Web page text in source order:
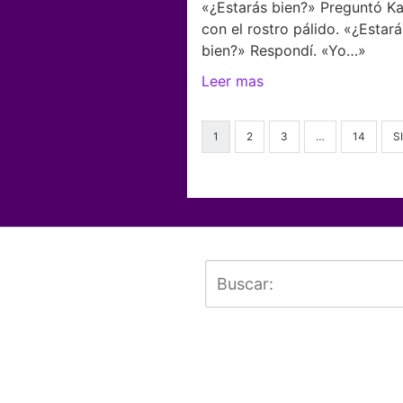
«¿Estarás bien?» Preguntó
con el rostro pálido.
bien?» Respondí. «Yo…»
Leer mas
1 2 3 … 14